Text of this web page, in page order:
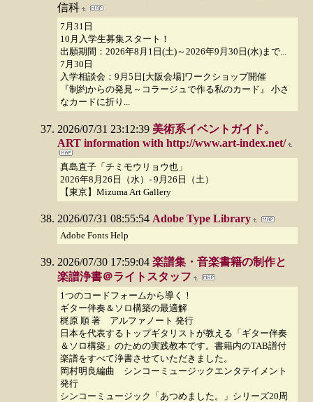
信科
7月31日
10月入学生募集スタート！
出願期間：2026年8月1日(土)～2026年9月30日(水)まで...
7月30日
入学相談会：9月5日[大阪会場]ワークショップ開催
『制約からの発見～コラージュで作る私のカード』 小さ
なカードに折り...
2026/07/31 23:12:39 美術系イベントガイド。
ART information with http://www.art-index.net/
真島直子「チミモウリョウ也」
2026年8月26日（水）- 9月26日（土）
【東京】Mizuma Art Gallery
2026/07/31 08:55:54 Adobe Type Library
Adobe Fonts Help
2026/07/30 17:59:04 楽譜集・音楽書籍の制作と
楽譜浄書＠ライトスタッフ
1つのコードフォームから導く！
ギター伴奏＆ソロ構築の最適解
梶原 順 著 アルファノート 発行
日本を代表するトップギタリストが教える「ギター伴奏
＆ソロ構築」のための実践教本です。書籍内のTAB譜付
楽譜をすべて浄書させていただきました。
岡村明良編曲 シンコーミュージックエンタテイメント
発行
シンコーミュージック「あつめました。」シリーズ20周